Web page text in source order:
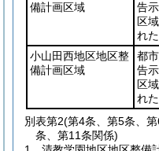
備計画区域
告
区
れ
小山田西地区地区整
備計画区域
都
告
区
れ
別表第2(第4条、第5条、
条、第11条関係)